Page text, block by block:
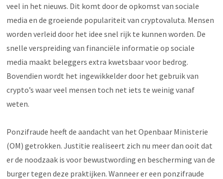
veel in het nieuws. Dit komt door de opkomst van sociale
media en de groeiende populariteit van cryptovaluta. Mensen
worden verleid door het idee snel rijk te kunnen worden. De
snelle verspreiding van financiële informatie op sociale
media maakt beleggers extra kwetsbaar voor bedrog.
Bovendien wordt het ingewikkelder door het gebruik van
crypto’s waar veel mensen toch net iets te weinig vanaf
weten.
Ponzifraude heeft de aandacht van het Openbaar Ministerie
(OM) getrokken. Justitie realiseert zich nu meer dan ooit dat
er de noodzaak is voor bewustwording en bescherming van de
burger tegen deze praktijken. Wanneer er een ponzifraude